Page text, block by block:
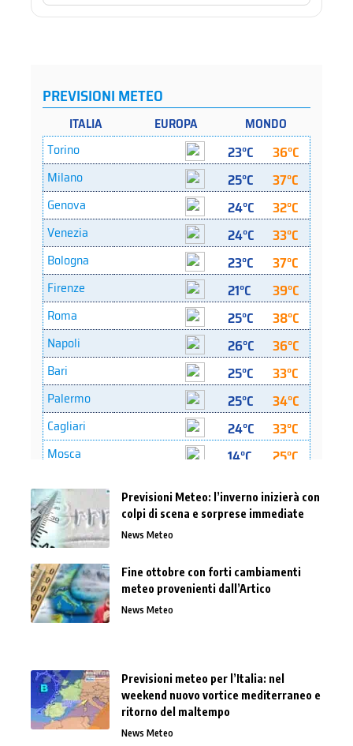
Previsioni Meteo: l’inverno inizierà con
colpi di scena e sorprese immediate
News Meteo
Fine ottobre con forti cambiamenti
meteo provenienti dall’Artico
News Meteo
Previsioni meteo per l’Italia: nel
weekend nuovo vortice mediterraneo e
ritorno del maltempo
News Meteo